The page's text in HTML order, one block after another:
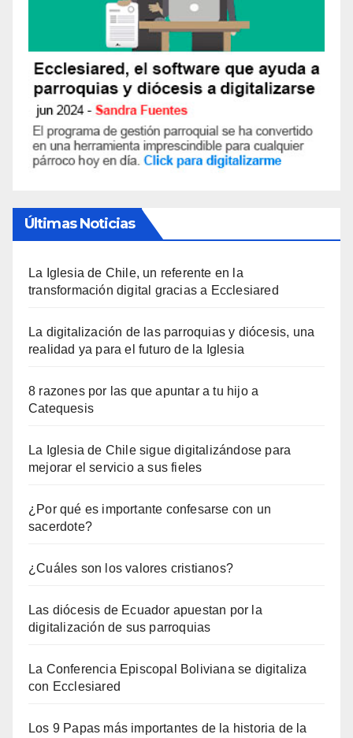
Últimas Noticias
La Iglesia de Chile, un referente en la
transformación digital gracias a Ecclesiared
La digitalización de las parroquias y diócesis, una
realidad ya para el futuro de la Iglesia
8 razones por las que apuntar a tu hijo a
Catequesis
La Iglesia de Chile sigue digitalizándose para
mejorar el servicio a sus fieles
¿Por qué es importante confesarse con un
sacerdote?
¿Cuáles son los valores cristianos?
Las diócesis de Ecuador apuestan por la
digitalización de sus parroquias
La Conferencia Episcopal Boliviana se digitaliza
con Ecclesiared
Los 9 Papas más importantes de la historia de la